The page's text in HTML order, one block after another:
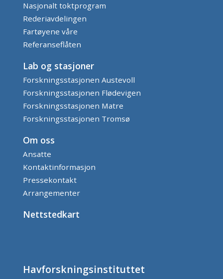
Nasjonalt toktprogram
Rederiavdelingen
Fartøyene våre
Referanseflåten
Lab og stasjoner
Forskningsstasjonen Austevoll
Forskningsstasjonen Flødevigen
Forskningsstasjonen Matre
Forskningsstasjonen Tromsø
Om oss
Ansatte
Kontaktinformasjon
Pressekontakt
Arrangementer
Nettstedkart
Havforskningsinstituttet